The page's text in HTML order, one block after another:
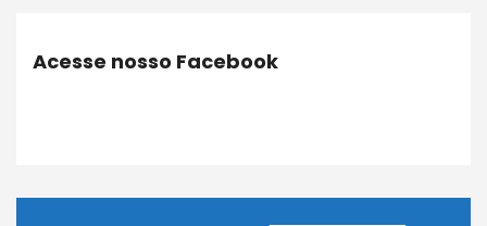
Acesse nosso Facebook